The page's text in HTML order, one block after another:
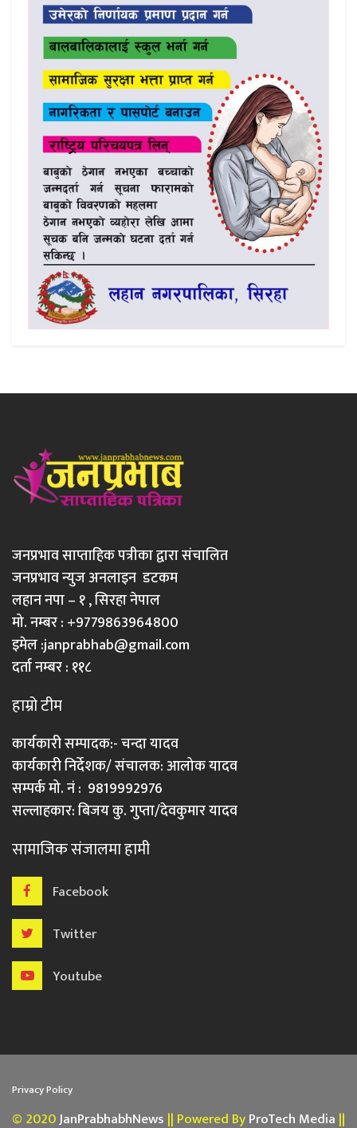
जनप्रभाव साप्ताहिक पत्रीका द्वारा संचालित
जनप्रभाव न्युज अनलाइन डटकम
लहान नपा – १ , सिरहा नेपाल
मो. नम्बर : +9779863964800
इमेल :janprabhab@gmail.com
दर्ता नम्बर : ११८
हाम्रो टीम
कार्यकारी सम्पादक:- चन्दा यादव
कार्यकारी निर्देशक/ संचालक: आलोक यादव
सम्पर्क मो. नं : 9819992976
सल्लाहकार: बिजय कु. गुप्ता/देवकुमार यादव
सामाजिक संजालमा हामी
Facebook
Twitter
Youtube
Privacy Policy
© 2020JanPrabhabhNews || Powered ByProTech Media ||